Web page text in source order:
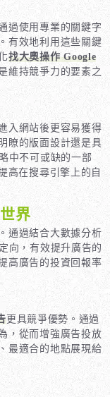
過使用專業的關鍵字
有效地利用這些關鍵
找大奧操作 Google
維持競爭力的要素之
入網站後更容易獲得
瞭的版面設計還是具
中不可或缺的一部
高在搜尋引擎上的自
界
通過結合大數據分析
向，有效提升廣告的
高廣告的投資回報率
更具競爭優勢。通過
，從而增強廣告投放
最適合的地點展現給